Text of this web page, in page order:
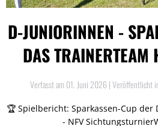
D-JUNIORINNEN -
DAS TRAINERTEAM
Verfasst am 01. Juni 2026 | Veröffentlicht
🏆 Spielbericht: Sparkassen-Cup der
- NFV Sichtungsturnier